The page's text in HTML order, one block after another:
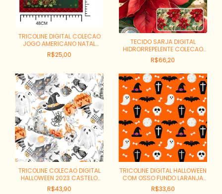
TRICOLINE DIGITAL COLECAO
JOGO AMERICANO NATAL
LUGAR AMERICANO PASSAROS
PECA COM 0,55CM
R$25,00
TECIDO SARJA DIGITAL
HIDRORREPELENTE COLECAO
NATAL BICO DE PAPAGAIO
GRANDE REF:SDN07S01
R$66,20
TRICOLINE COLECAO DIGITAL
HALLOWEEN 2023 CASTELO
ASSOMBRADO REF: 93034C01
R$43,90
TRICOLINE DIGITAL HALLOWEEN
COM OSSO FUNDO LARANJA
REF:9017-E377
R$33,60